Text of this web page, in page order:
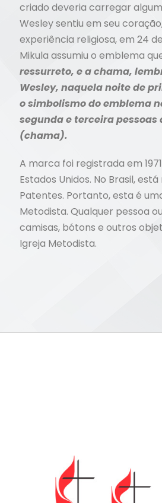
criado deveria carregar
Wesley sentiu em seu
experiência religiosa, em 24
Mikula assumiu o emblema
ressurreto, e a chama,
Wesley, naquela noite de
o simbolismo do emblema
segunda e terceira pessoas
(chama).
A marca foi registrada em
Estados Unidos. No Brasil,
Patentes. Portanto, esta é
Metodista. Qualquer pessoa
camisas, bótons e outros
Igreja Metodista.